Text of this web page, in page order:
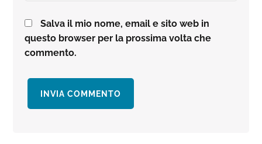
Salva il mio nome, email e sito web in
questo browser per la prossima volta che
commento.